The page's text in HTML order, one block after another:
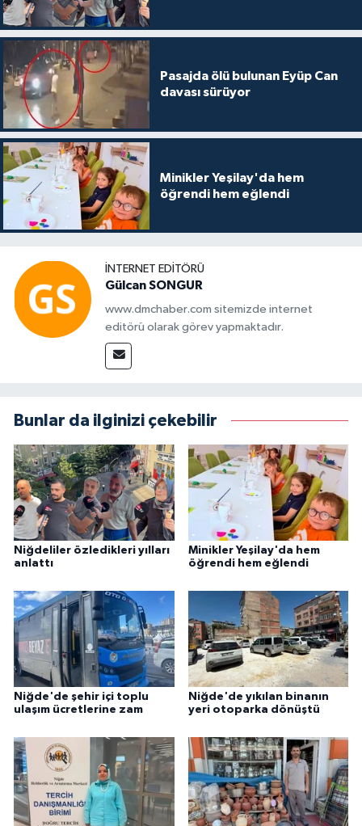
Pasajda ölü bulunan Eyüp Can
davası sürüyor
Minikler Yeşilay'da hem
öğrendi hem eğlendi
İNTERNET EDITÖRÜ
Gülcan SONGUR
www.dmchaber.com sitemizde internet
editörü olarak görev yapmaktadır.
Bunlar da ilginizi çekebilir
Niğdeliler özledikleri yılları
anlattı
Minikler Yeşilay'da hem
öğrendi hem eğlendi
Niğde'de şehir içi toplu
ulaşım ücretlerine zam
Niğde'de yıkılan binanın
yeri otoparka dönüştü